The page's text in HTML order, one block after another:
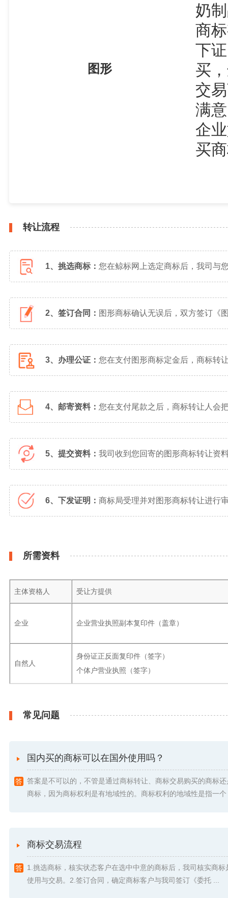
图形
奶
商
下
买
交
满
企
买
转让流程
1、挑选商标： 您在鲸标网上选定商标后，我司与
2、签订合同： 图形商标确认无误后，双方签订《
3、办理公证： 您在支付图形商标定金后，商标转
4、邮寄资料： 您在支付尾款之后，商标转让人会
5、提交资料： 我司收到您回寄的图形商标转让资
6、下发证明： 商标局受理并对图形商标转让进行
所需资料
主体资格人 受让方提供
企业 企业营业执照副本复印件（盖章）
自然人
身份证正反面复印件（签字）
个体户营业执照（签字）
常见问题
国内买的商标可以在国外使用吗？
答案是不可以的，不管是通过商标转让、商标交易购买的商标
商标，因为商标权利是有地域性的。商标权利的地域性是指一
商标交易流程
1.挑选商标，核实状态客户在选中中意的商标后，我司核实商标
使用与交易。2.签订合同，确定商标客户与我司签订《委托 ...